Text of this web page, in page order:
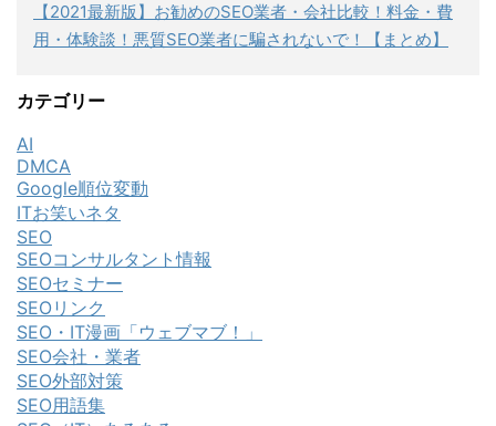
【2021最新版】お勧めのSEO業者・会社比較！料金・費
用・体験談！悪質SEO業者に騙されないで！【まとめ】
カテゴリー
AI
DMCA
Google順位変動
ITお笑いネタ
SEO
SEOコンサルタント情報
SEOセミナー
SEOリンク
SEO・IT漫画「ウェブマブ！」
SEO会社・業者
SEO外部対策
SEO用語集